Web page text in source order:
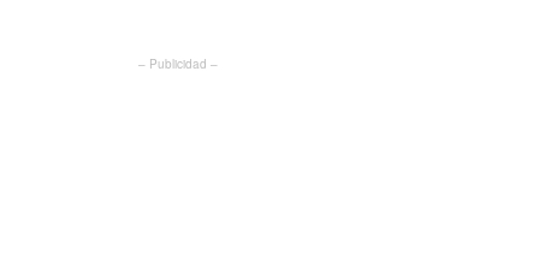
– Publicidad –